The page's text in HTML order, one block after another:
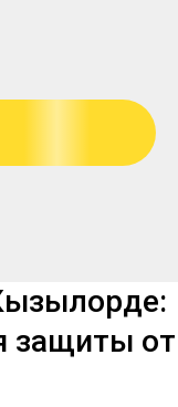
защиты от